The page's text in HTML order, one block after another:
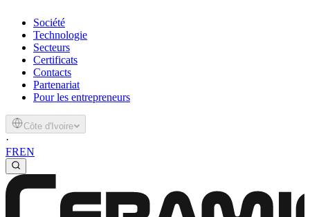
Société
Technologie
Secteurs
Certificats
Contacts
Partenariat
Pour les entrepreneurs
Côte d'Ivoire
·
FREN